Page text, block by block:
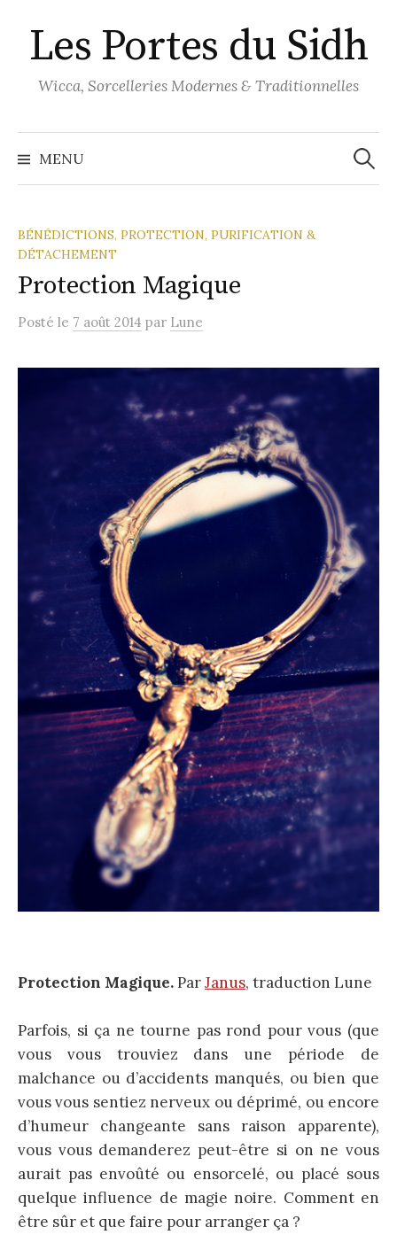
au
contenu
Les Portes du Sidh
Wicca, Sorcelleries Modernes & Traditionnelles
MENU
BÉNÉDICTIONS, PROTECTION, PURIFICATION &
DÉTACHEMENT
Protection Magique
Posté le 7 août 2014 par Lune
Protection Magique.ParJanus, traduction Lune
Parfois, si ça ne tourne pas rond pour vous (que
vous vous trouviez dans une période de
malchance ou d’accidents manqués, ou bien que
vous vous sentiez nerveux ou déprimé, ou encore
d’humeur changeante sans raison apparente),
vous vous demanderez peut-être si on ne vous
aurait pas envoûté ou ensorcelé, ou placé sous
quelque influence de magie noire. Comment en
être sûr et que faire pour arranger ça ?